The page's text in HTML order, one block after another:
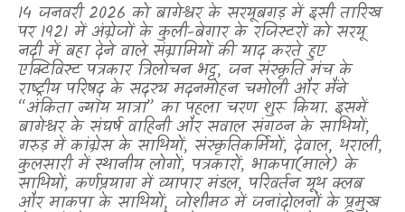
14 जनवरी 2026 को बागेश्वर के सरयूबगड़ में इसी तारिख
पर 1921 में अंग्रेजों के कुली-बेगार के रजिस्टरों को सरयू
नदी में बहा देने वाले संग्रामियों की याद करते हुए
एक्टिविस्ट पत्रकार त्रिलोचन भट्ट, जन संस्कृति मंच के
राष्ट्रीय परिषद् के सदस्य मदनमोहन चमोली और मैंने
“अंकिता न्याय यात्रा” का पहला चरण शुरू किया. इसमें
बागेश्वर के संघर्ष वाहिनी और सवाल संगठन के साथियों,
गरुड़ में कांग्रेस के साथियों, संस्कृतिकर्मियों, देवाल, थराली,
कुलसारी में स्थानीय लोगों, पत्रकारों, भाकपा(माले) के
साथियों, कर्णप्रयाग में व्यापार मंडल, परिवर्तन यूथ क्लब
और माकपा के साथियों, जोशीमठ में जनांदोलनों के प्रमुख